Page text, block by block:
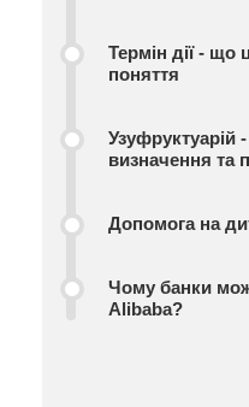
Термін дії - що
поняття
Узуфруктуарій
визначення та
Допомога на
Чому банки
Alibaba?